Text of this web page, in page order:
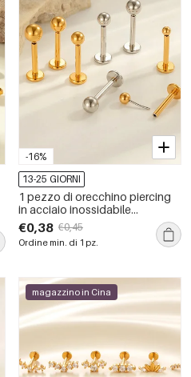
-16%
13-25 GIORNI
1 pezzo di orecchino piercing
in acciaio inossidabile
impermeabile color oro
€0,38 €0,45
Ordine min. di 1 pz.
magazzino in Cina